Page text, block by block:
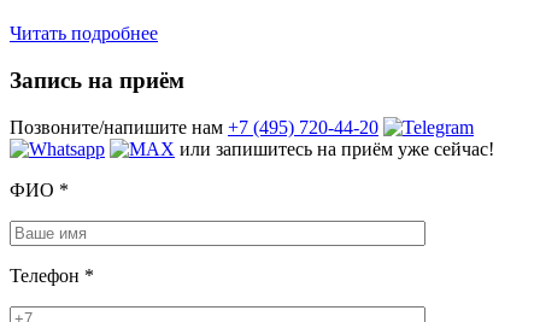
Читать подробнее
Запись на приём
Позвоните/напишите нам +7 (495) 720-44-20
или запишитесь на приём уже сейчас!
ФИО *
Телефон *